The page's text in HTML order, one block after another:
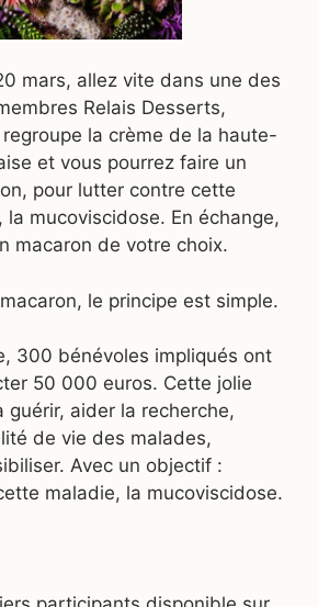
mars, allez vite dans une des
Relais Desserts,
regroupe la crème de la haute-
et vous pourrez faire un
pour lutter contre cette
mucoviscidose. En échange,
macaron de votre choix.
le principe est simple.
300 bénévoles impliqués ont
50 000 euros. Cette jolie
guérir, aider la recherche,
de vie des malades,
Avec un objectif :
maladie, la mucoviscidose.